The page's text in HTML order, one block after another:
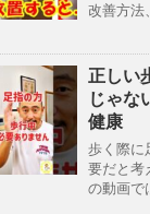
改善方法
正しい
じゃな
健康
歩く際に
要だと考
の動画で